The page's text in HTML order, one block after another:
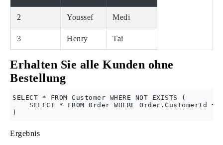
2 Youssef Medi
3 Henry Tai
Erhalten Sie alle Kunden ohne
Bestellung
SELECT * FROM Customer WHERE NOT EXISTS (
SELECT * FROM Order WHERE Order.CustomerId =
Ergebnis